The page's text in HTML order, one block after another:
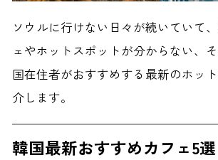
ソウルに行けない日々が続いていて
ェやホットスポットが分からない、
国在住者がおすすめする最新のホッ
介します。
韓国最新おすすめカフェ5選